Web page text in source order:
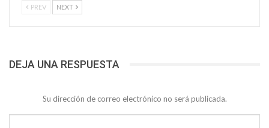
PREV NEXT
DEJA UNA RESPUESTA
Su dirección de correo electrónico no será publicada.